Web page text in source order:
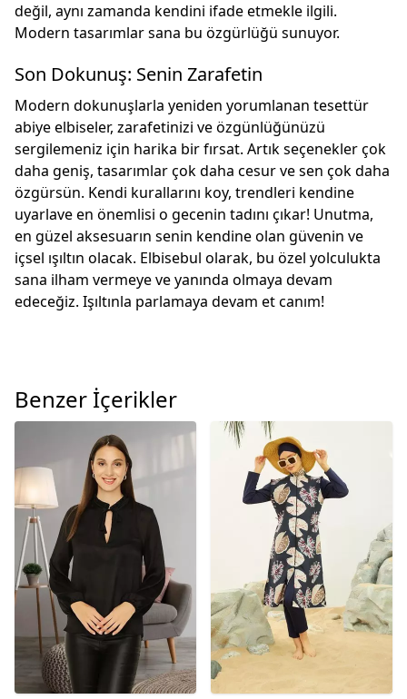
değil, aynı zamanda kendini ifade etmekle ilgili.
Modern tasarımlar sana bu özgürlüğü sunuyor.
Son Dokunuş: Senin Zarafetin
Modern dokunuşlarla yeniden yorumlanan tesettür
abiye elbiseler, zarafetinizi ve özgünlüğünüzü
sergilemeniz için harika bir fırsat. Artık seçenekler çok
daha geniş, tasarımlar çok daha cesur ve sen çok daha
özgürsün. Kendi kurallarını koy, trendleri kendine
uyarlave en önemlisi o gecenin tadını çıkar! Unutma,
en güzel aksesuarın senin kendine olan güvenin ve
içsel ışıltın olacak. Elbisebul olarak, bu özel yolculukta
sana ilham vermeye ve yanında olmaya devam
edeceğiz. Işıltınla parlamaya devam et canım!
Benzer İçerikler